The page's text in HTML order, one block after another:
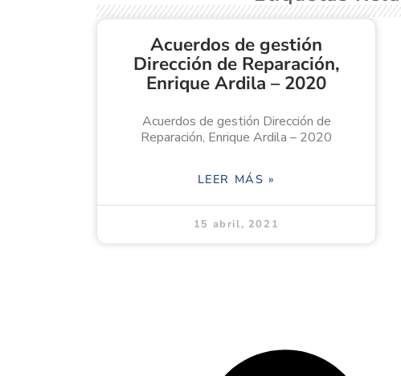
Acuerdos de gestión
Dirección de Reparación,
Enrique Ardila – 2020
Acuerdos de gestión Dirección de
Reparación, Enrique Ardila – 2020
LEER MÁS »
15 abril, 2021